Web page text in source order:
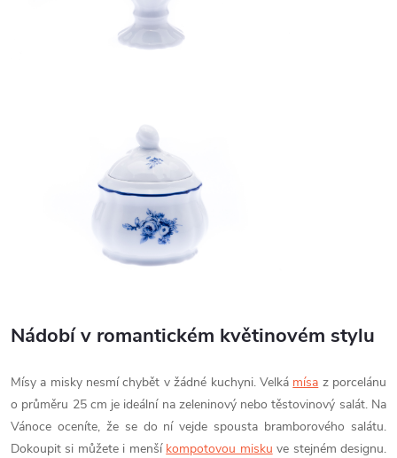
Nádobí v romantickém květinovém stylu
Mísy a misky nesmí chybět v žádné kuchyni. Velká mísa z porcelánu
o průměru 25 cm je ideální na zeleninový nebo těstovinový salát. Na
Vánoce oceníte, že se do ní vejde spousta bramborového salátu.
Dokoupit si můžete i menší kompotovou misku ve stejném designu.